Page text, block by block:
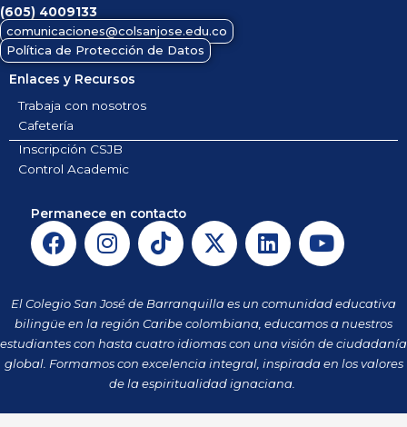
(605) 4009133
comunicaciones@colsanjose.edu.co
Política de Protección de Datos
Enlaces y Recursos
Trabaja con nosotros
Cafetería
Inscripción CSJB
Control Academic
Permanece en contacto
F
a
e
b
o
o
I
n
t
a
g
r
a
m
T
i
t
o
k
X
-
w
i
t
t
e
r
L
i
k
e
d
i
n
Y
o
t
u
b
e
El Colegio San José de Barranquilla es un comunidad educativa
bilingüe en la región Caribe colombiana, educamos a nuestros
estudiantes con hasta cuatro idiomas con una visión de ciudadanía
global. Formamos con excelencia integral, inspirada en los valores
de la espiritualidad ignaciana.